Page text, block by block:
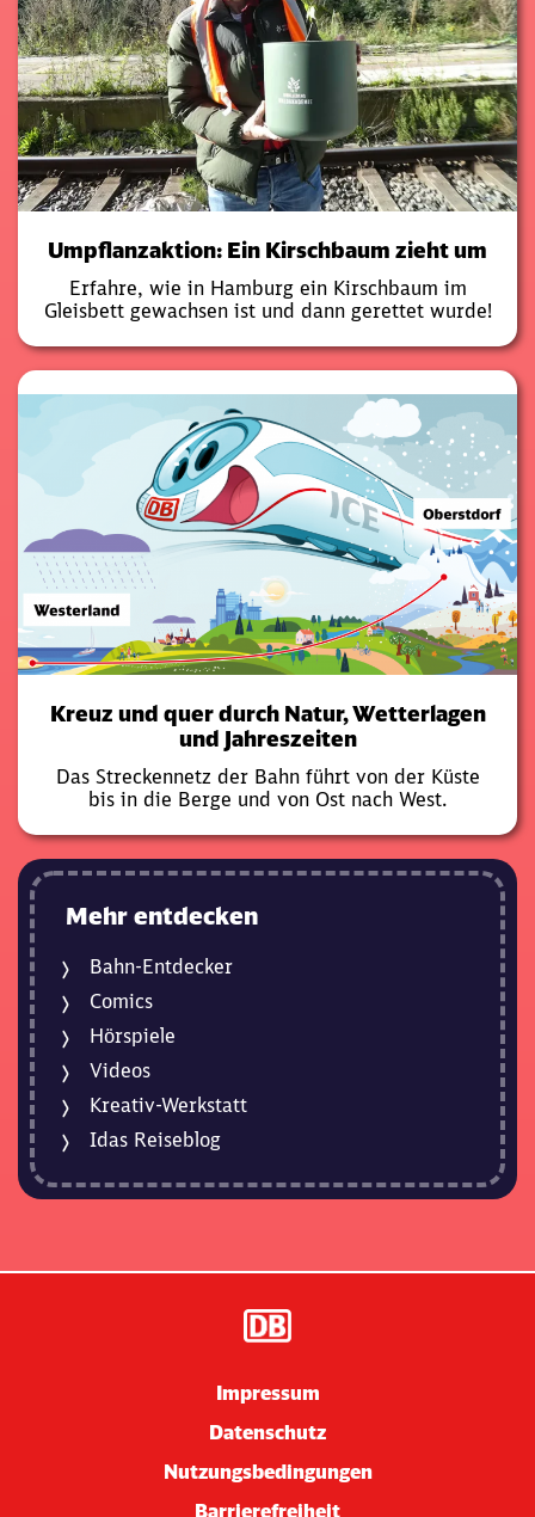
Umpflanzaktion: Ein Kirschbaum zieht um
Erfahre, wie in Hamburg ein Kirschbaum im
Gleisbett gewachsen ist und dann gerettet wurde!
Kreuz und quer durch Natur, Wetterlagen
und Jahreszeiten
Das Streckennetz der Bahn führt von der Küste
bis in die Berge und von Ost nach West.
Mehr entdecken
Bahn-Entdecker
Comics
Hörspiele
Videos
Kreativ-Werkstatt
Idas Reiseblog
Impressum
Datenschutz
Nutzungsbedingungen
Barrierefreiheit